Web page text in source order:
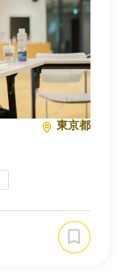
東京都
までを行う業務
ド)」を運営して